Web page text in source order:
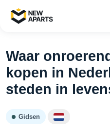
Waar
kopen in
steden in
Gidsen